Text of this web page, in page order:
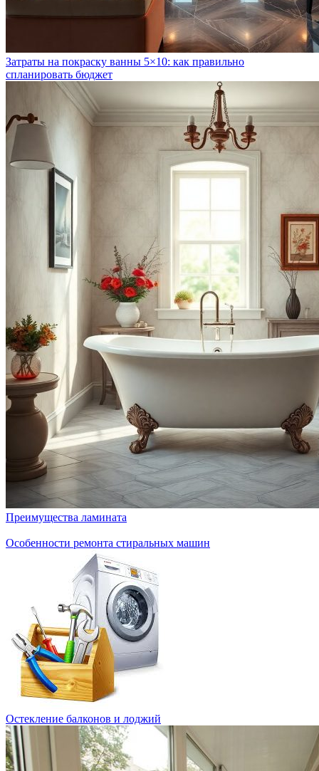
Затраты на покраску ванны 5×10: как правильно
спланировать бюджет
Преимущества ламината
Особенности ремонта стиральных машин
Остекление балконов и лоджий